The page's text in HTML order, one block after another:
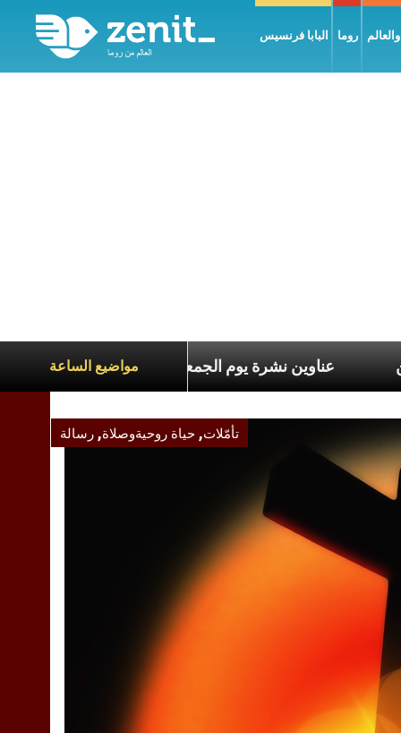
البابا فرنسيس روما
مواضيع الساعةعناوين نشرة يوم الجمعة 7 آب 2026: السلام يُبنى بصبر يومًا بعد يوم الآخرين
تأمّلات, حياة روحيةوصلاة, رسالة